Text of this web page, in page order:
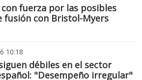
fuerza por las posibles
fusión con Bristol-Myers
10:18
débiles en el sector
"Desempeño irregular"